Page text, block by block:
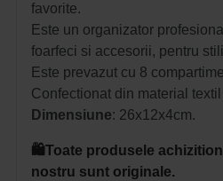
favorite.
Este un organizator
foarfeci si accesorii, pentru
Este prevazut cu 8
Confectionat din material
Dimensiune: 26x12x4cm.
🛍️Toate produsele
nostru sunt originale.